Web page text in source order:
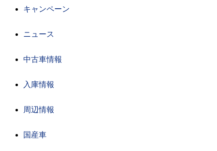
キャンペーン
ニュース
中古車情報
入庫情報
周辺情報
国産車